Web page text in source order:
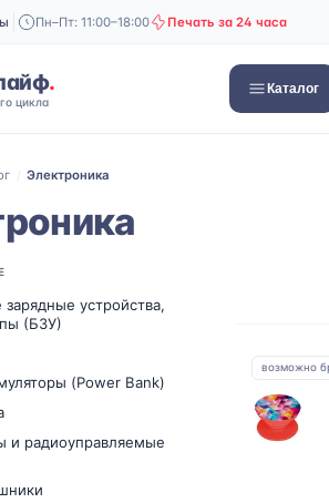
Пн–Пт: 11:00–18:00 Печать за 24 часа
.
цикла
Каталог
Электроника
устройства,
(БЗУ)
(Power Bank)
и радиоуправляемые
возможно